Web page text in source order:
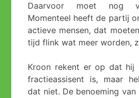
Daarvoor moet nog
Momenteel heeft de partij
actieve mensen, dat
tijd flink wat meer worden,
Kroon rekent er op dat hij
fractieassisent is, maar
dat niet. De benoeming